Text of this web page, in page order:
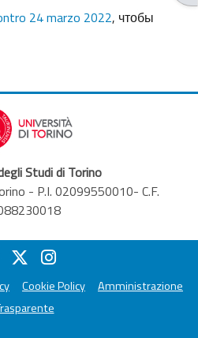
завершения
24 marzo 2022, чтобы
Studi di Torino
- P.I. 02099550010- C.F.
Cookie Policy
Amministrazione